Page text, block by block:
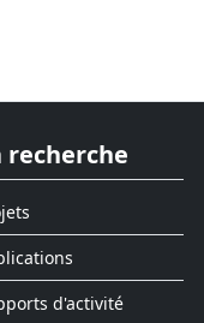
recherche
d'activité